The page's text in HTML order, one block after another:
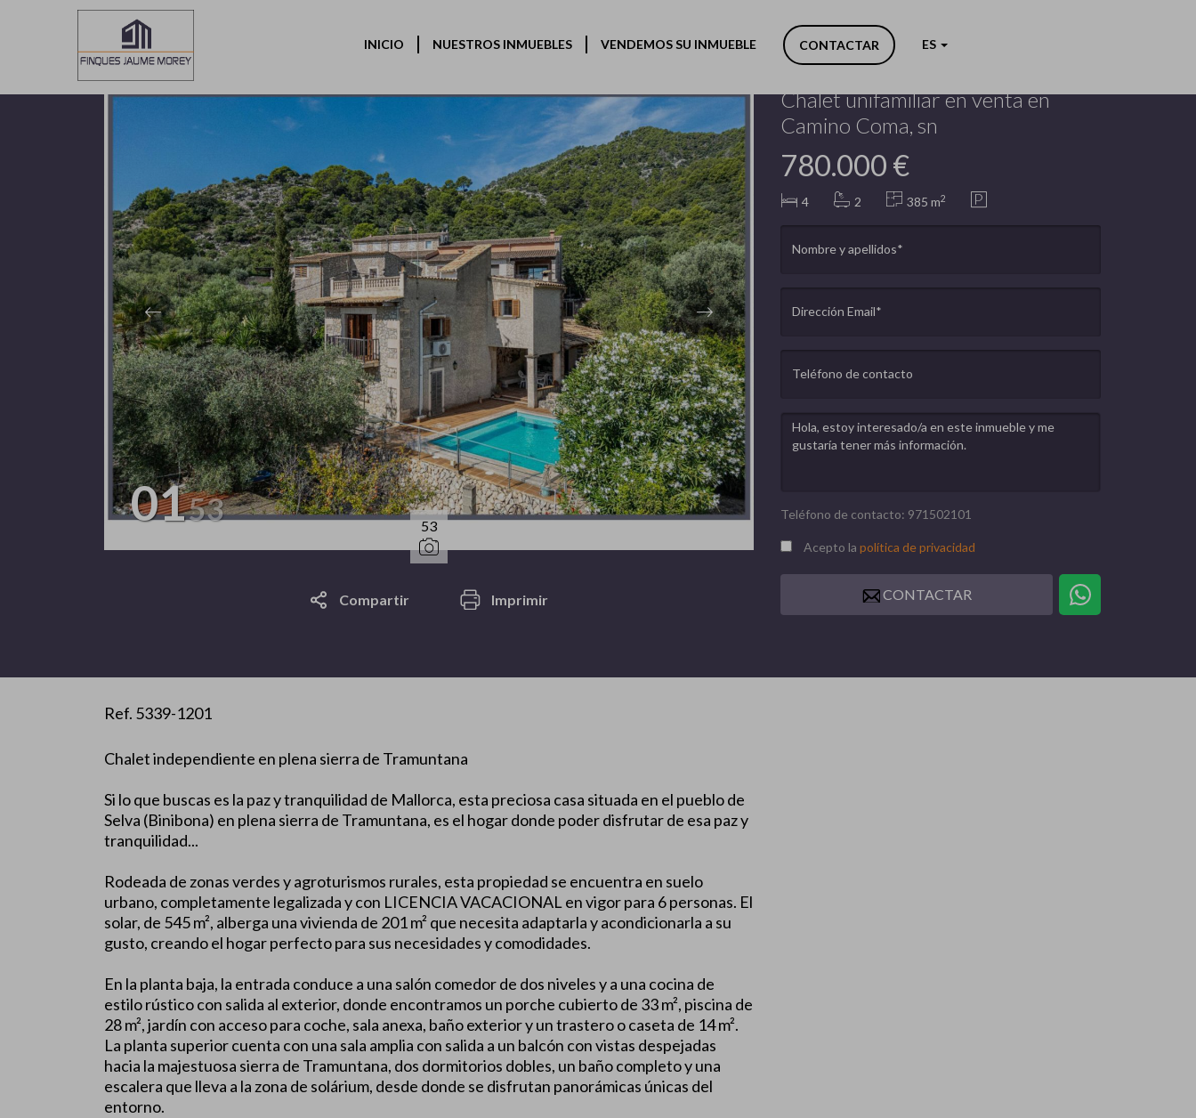
INICIO NUESTROS INMUEBLES VENDEMOS SU INMUEBLE CONTACTAR ES
Volver
Previous Next
0153 53
Compartir Imprimir
Binibona (Selva)
Chalet unifamiliar en venta en
Camino Coma, sn
780.000 €
4 2 385 m2
Nombre y apellidos*
Dirección Email*
Teléfono de contacto
Teléfono de contacto: 971502101
Acepto la política de privacidad
CONTACTAR
Ref. 5339-1201
Chalet independiente en plena sierra de Tramuntana
Si lo que buscas es la paz y tranquilidad de Mallorca, esta preciosa casa situada en el pueblo de
Selva (Binibona) en plena sierra de Tramuntana, es el hogar donde poder disfrutar de esa paz y
tranquilidad...
Rodeada de zonas verdes y agroturismos rurales, esta propiedad se encuentra en suelo
urbano, completamente legalizada y con LICENCIA VACACIONAL en vigor para 6 personas. El
solar, de 545 m², alberga una vivienda de 201 m² que necesita adaptarla y acondicionarla a su
gusto, creando el hogar perfecto para sus necesidades y comodidades.
En la planta baja, la entrada conduce a una salón comedor de dos niveles y a una cocina de
estilo rústico con salida al exterior, donde encontramos un porche cubierto de 33 m², piscina de
28 m², jardín con acceso para coche, sala anexa, baño exterior y un trastero o caseta de 14 m².
La planta superior cuenta con una sala amplia con salida a un balcón con vistas despejadas
hacia la majestuosa sierra de Tramuntana, dos dormitorios dobles, un baño completo y una
escalera que lleva a la zona de solárium, desde donde se disfrutan panorámicas únicas del
entorno.